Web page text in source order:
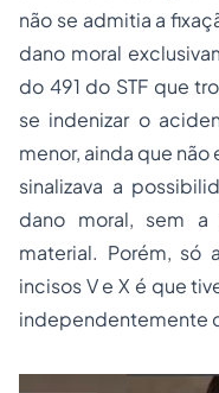
não se admitia a
dano moral
do 491 do STF que
se indenizar o
menor, ainda que
sinalizava a
dano moral, sem a
material. Porém, só
incisos V e X é que
independentemente